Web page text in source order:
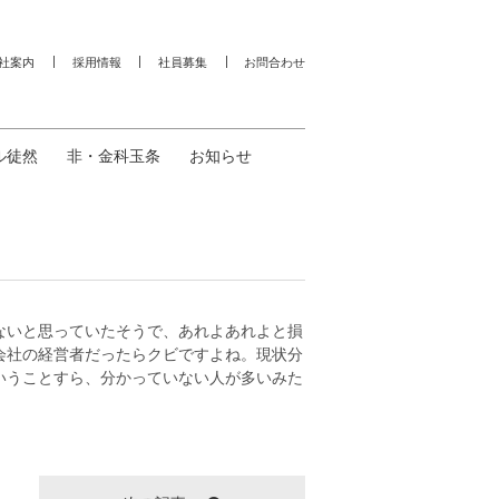
案内 採用情報 社員募集 お問合わせ
徒然 非・金科玉条 お知らせ
と思っていたそうで、あれよあれよと損
の経営者だったらクビですよね。現状分
ことすら、分かっていない人が多いみた